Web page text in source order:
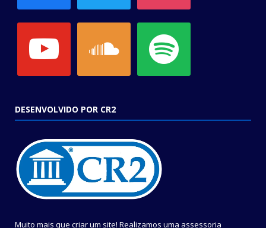
DESENVOLVIDO POR CR2
Muito mais que criar um site! Realizamos uma assessoria